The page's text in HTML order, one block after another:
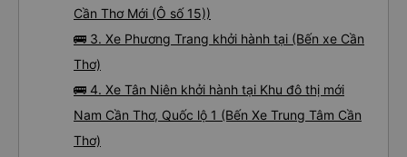
Cần Thơ Mới (Ô số 15))
🚌 3. Xe Phương Trang khởi hành tại (Bến xe Cần
Thơ)
🚌 4. Xe Tân Niên khởi hành tại Khu đô thị mới
Nam Cần Thơ, Quốc lộ 1 (Bến Xe Trung Tâm Cần
Thơ)